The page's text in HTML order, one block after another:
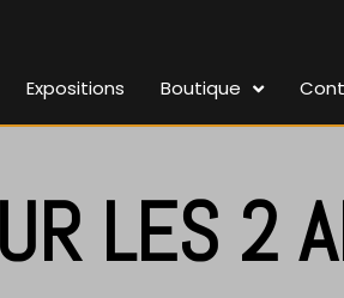
Expositions Boutique
LES 2